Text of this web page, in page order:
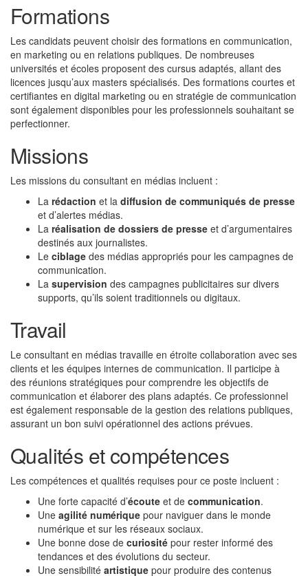
Formations
Les candidats peuvent choisir des formations en communication,
en marketing ou en relations publiques. De nombreuses
universités et écoles proposent des cursus adaptés, allant des
licences jusqu’aux masters spécialisés. Des formations courtes et
certifiantes en digital marketing ou en stratégie de communication
sont également disponibles pour les professionnels souhaitant se
perfectionner.
Missions
Les missions du consultant en médias incluent :
La rédaction et la diffusion de communiqués de presse
et d’alertes médias.
La réalisation de dossiers de presse et d’argumentaires
destinés aux journalistes.
Le ciblage des médias appropriés pour les campagnes de
communication.
La supervision des campagnes publicitaires sur divers
supports, qu’ils soient traditionnels ou digitaux.
Travail
Le consultant en médias travaille en étroite collaboration avec ses
clients et les équipes internes de communication. Il participe à
des réunions stratégiques pour comprendre les objectifs de
communication et élaborer des plans adaptés. Ce professionnel
est également responsable de la gestion des relations publiques,
assurant un bon suivi opérationnel des actions prévues.
Qualités et compétences
Les compétences et qualités requises pour ce poste incluent :
Une forte capacité d’écoute et de communication.
Une agilité numérique pour naviguer dans le monde
numérique et sur les réseaux sociaux.
Une bonne dose de curiosité pour rester informé des
tendances et des évolutions du secteur.
Une sensibilité artistique pour produire des contenus